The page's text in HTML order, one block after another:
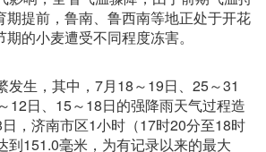
期提前，鲁南、鲁西南等地正处于开花
的小麦遭受不同程度冻害。
发生，其中，7月18～19日、25～31
12日、15～18日的强降雨天气过程造
，济南市区1小时（17时20分至18时
到151.0毫米，为有记录以来的最大